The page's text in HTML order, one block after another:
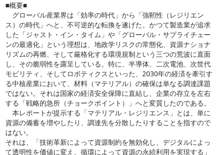
■概要■
グローバル産業界は「効率の時代」から「強靭性（レジリエン
ス）の時代」へと、不可逆的な転換を遂げた。かつて製造業が追求
した「ジャスト・イン・タイム」や「グローバル・サプライチェー
ンの最適化」という理想は、地政学リスクの常態化、資源ナショナ
リズムの再燃、そして厳格化する環境規制という三つの荒波に直面
し、その脆弱性を露呈している。特に、半導体、二次電池、次世代
モビリティ、そしてロボティクスといった、2030年の経済を牽引す
る中核産業において、材料（マテリアル）の確保は単なる調達課題
ではない。それは国家の経済安全保障に直結し、企業の存立を左右
する「戦略的急所（チョークポイント）」へと変質したのである。
本レポートが提示する「マテリアル・レジリエンス」とは、単に
資源の備蓄を増やしたり、調達先を分散したりすることを指すので
はない。
それは、「技術革新によって資源制約を無効化し、デジタルによっ
て透明性を価値に変え、循環によって資源の永続利用を実現する」